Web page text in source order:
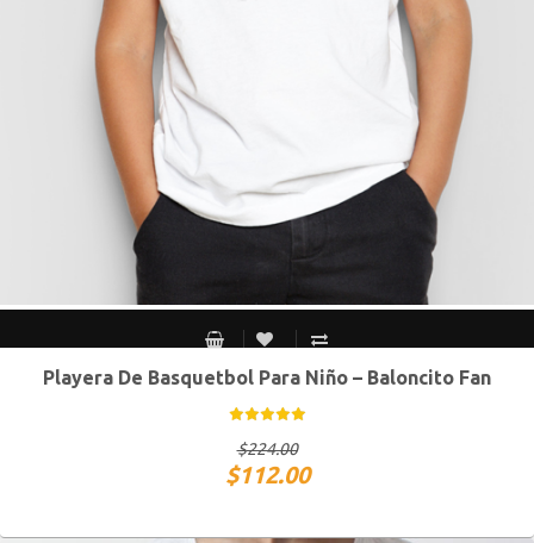
Chico Mediano Grande Extra Grande
Playera De Basquetbol Para Niño – Baloncito Fan
$224.00
$112.00